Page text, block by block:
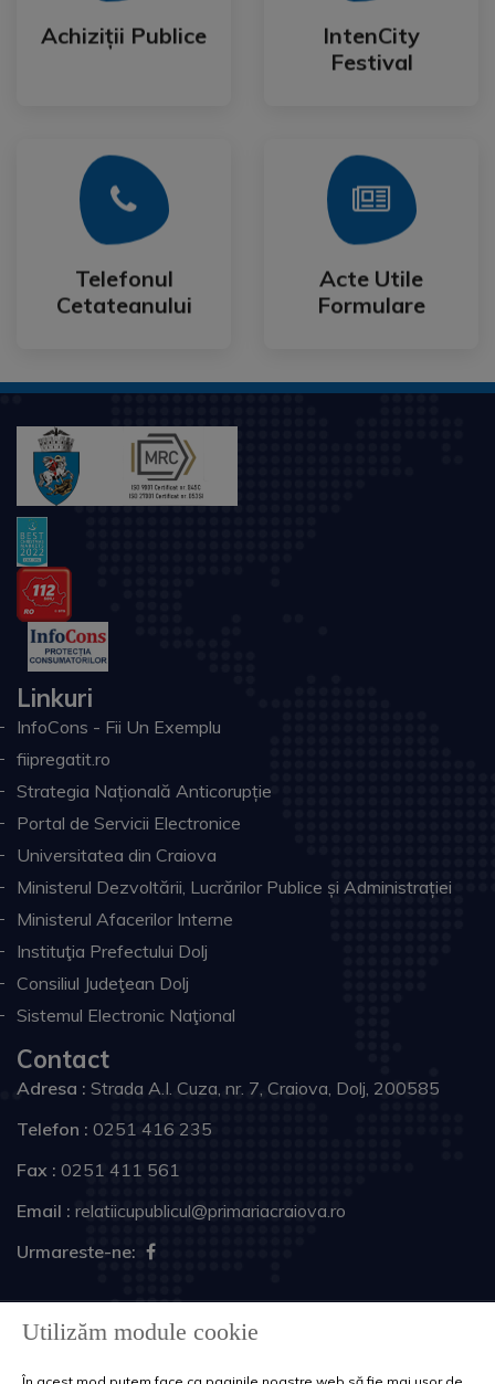
Achiziții Publice
Achiziții Publice
IntenCity
Festival
IntenCity
Festival
Telefonul
Cetateanului
Telefonul
Cetateanului
Mai Mult
Acte Utile
Formulare
Acte Utile
Formulare
Mai Mult
Linkuri
InfoCons - Fii Un Exemplu
fiipregatit.ro
Strategia Națională Anticorupție
Portal de Servicii Electronice
Universitatea din Craiova
Ministerul Dezvoltării, Lucrărilor Publice și Administrației
Ministerul Afacerilor Interne
Instituţia Prefectului Dolj
Consiliul Judeţean Dolj
Sistemul Electronic Naţional
Contact
Adresa : Strada A.I. Cuza, nr. 7, Craiova, Dolj, 200585
Telefon : 0251 416 235
Fax : 0251 411 561
Email : relatiicupublicul@primariacraiova.ro
Urmareste-ne:
drepturile rezervate.
Utilizăm module cookie